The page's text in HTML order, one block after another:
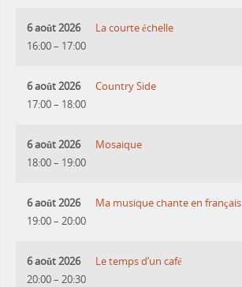
6 août 2026
16:00– 17:00
La courte échelle
6 août 2026
17:00– 18:00
Country Side
6 août 2026
18:00– 19:00
Mosaique
6 août 2026
19:00– 20:00
Ma musique chante en français
6 août 2026
20:00– 20:30
Le temps d’un café